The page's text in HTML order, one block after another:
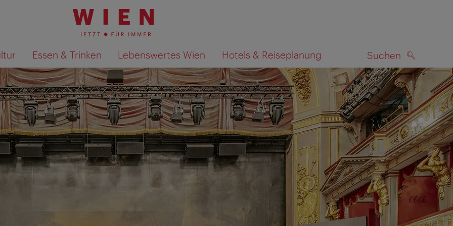
Essen & Trinken Lebenswertes Wien Hotels & Reiseplanung Suchen
Suchergebnisse auf Karte anzeigen SUCHEN